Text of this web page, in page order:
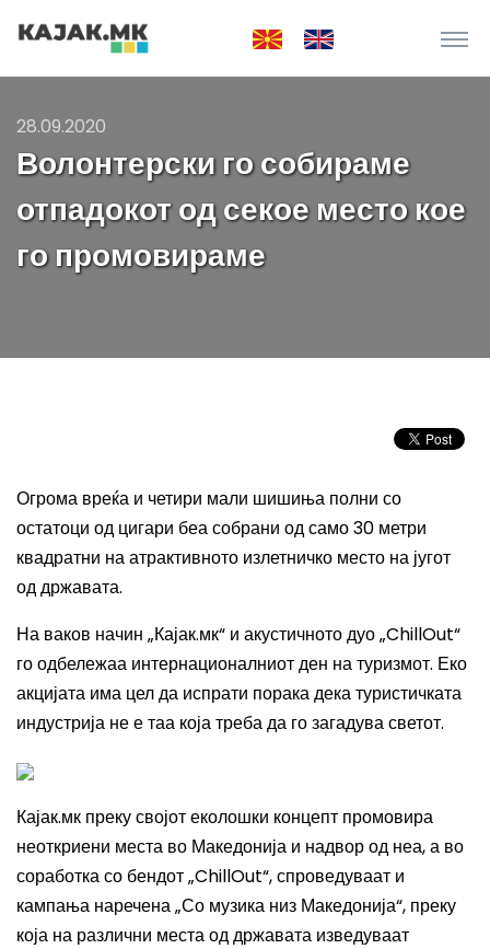
28.09.2020
Волонтерски го собираме
отпадокот од секое место кое
го промовираме
Огрома вреќа и четири мали шишиња полни со
остатоци од цигари беа собрани од само 30 метри
квадратни на атрактивното излетничко место на југот
од државата.
На ваков начин „Кајак.мк“ и акустичното дуо „ChillOut“
го одбележаа интернационалниот ден на туризмот. Еко
акцијата има цел да испрати порака дека туристичката
индустрија не е таа која треба да го загадува светот.
Кајак.мк преку својот еколошки концепт промовира
неоткриени места во Македонија и надвор од неа, а во
соработка со бендот „ChillOut“, спроведуваат и
кампања наречена „Со музика низ Македонија“, преку
која на различни места од државата изведуваат